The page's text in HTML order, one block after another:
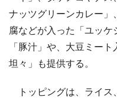
ナッツグリーンカレー」
腐などが入った「ユッケ
「豚汁」や、大豆ミー
坦々」も提供する。
トッピングは、ライス